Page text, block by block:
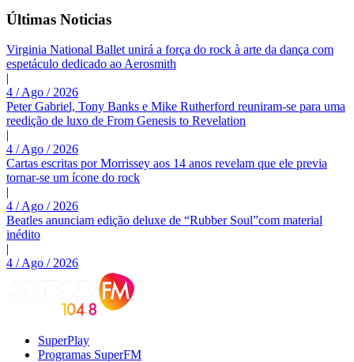
Últimas Noticias
Virginia National Ballet unirá a força do rock à arte da dança com
espetáculo dedicado ao Aerosmith
|
4 / Ago / 2026
Peter Gabriel, Tony Banks e Mike Rutherford reuniram-se para uma
reedição de luxo de From Genesis to Revelation
|
4 / Ago / 2026
Cartas escritas por Morrissey aos 14 anos revelam que ele previa
tornar-se um ícone do rock
|
4 / Ago / 2026
Beatles anunciam edição deluxe de “Rubber Soul”com material
inédito
|
4 / Ago / 2026
SuperPlay
Programas SuperFM